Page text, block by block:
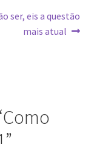
ser, eis a questão
mais atual
Como